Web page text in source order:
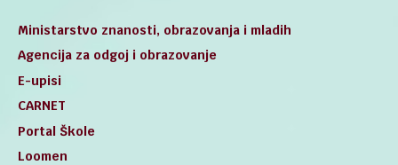
Ministarstvo znanosti, obrazovanja i mladih
Agencija za odgoj i obrazovanje
E-upisi
CARNET
Portal Škole
Loomen